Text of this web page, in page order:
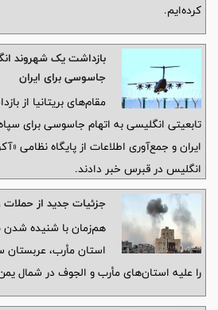
کرده‌ایم.
بازداشت یک شهروند
جاسوسی برای ایران
مقام‌های بریتانیا از
تابعیتی انگلیسی به اتهام جاسوسی برای
ایران و جمع‌آوری اطلاعات از پایگاه نظامی
انگلیس در قبرس خبر دادند.
جزئیات جدید از
هم‌زمان با شنیده شدن
استان مأرب، عربستان
را علیه استان‌های مأرب و الجوف در شمال